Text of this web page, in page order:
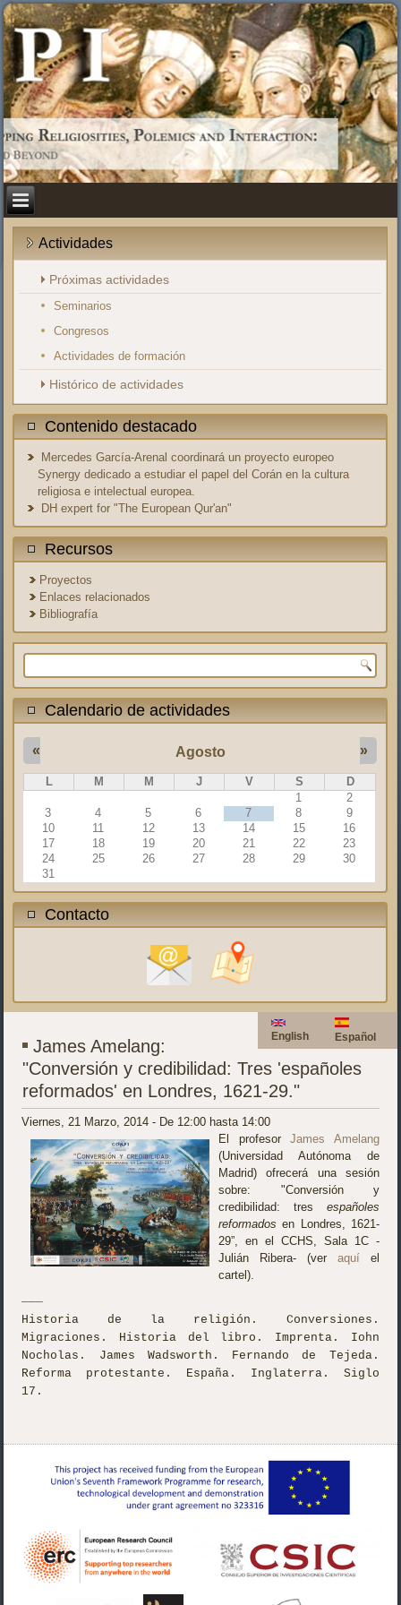
Actividades
Próximas actividades
Seminarios
Congresos
Actividades de formación
Histórico de actividades
Contenido destacado
Mercedes García-Arenal coordinará un proyecto europeo
Synergy dedicado a estudiar el papel del Corán en la cultura
religiosa e intelectual europea.
DH expert for "The European Qur'an"
Recursos
Proyectos
Enlaces relacionados
Bibliografía
Formulario de búsqueda
Calendario de actividades
Agosto
« »
L M M J V S
D
1
2
3
4 5 6 7 8
9
10
11 12 13 14 15
16
17
18 19 20 21 22
23
24
25 26 27 28 29
30
31
Contacto
Español
English
James Amelang:
"Conversión y credibilidad: Tres 'españoles
reformados' en Londres, 1621-29."
Viernes, 21 Marzo, 2014 - De 12:00 hasta 14:00
El profesorJames Amelang
(Universidad Autónoma de
Madrid) ofrecerá una sesión
sobre: "Conversión y
credibilidad: tres españoles
reformados en Londres, 1621-
29”, en el CCHS, Sala 1C -
Julián Ribera- (ver aquíel
cartel).
Historia de la religión. Conversiones.
Migraciones. Historia del libro. Imprenta. Iohn
Nocholas. James Wadsworth. Fernando de Tejeda.
Reforma protestante. España. Inglaterra. Siglo
17.